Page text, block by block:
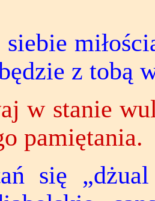
siebie
z tobą
w stanie
pamiętania.
się